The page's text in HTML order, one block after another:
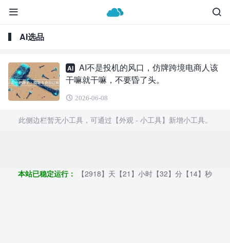
AI选品
AI
AI不是投机的风口，仿牌跨境电商人该
干嘛就干嘛，不要昏了头。
2026-06-08
此侧边栏暂无小工具，可通过【外观 - 小工具】新增小工具。
本站已稳定运行：
【2918】天【21】小时【32】分【15】秒